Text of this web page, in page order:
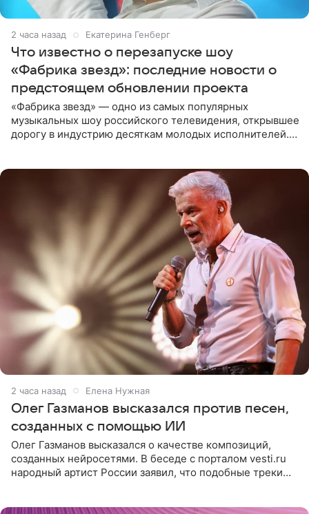
2 часа назад Екатерина Генберг
Что известно о перезапуске шоу
«Фабрика звезд»: последние новости о
предстоящем обновлении проекта
«Фабрика звезд» — одно из самых популярных
музыкальных шоу российского телевидения, открывшее
дорогу в индустрию десяткам молодых исполнителей.
2 часа назад Елена Нужная
Олег Газманов высказался против песен,
созданных с помощью ИИ
Олег Газманов высказался о качестве композиций,
созданных нейросетями. В беседе с порталом vesti.ru
народный артист России заявил, что подобные треки